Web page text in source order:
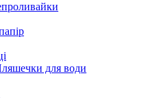
для води